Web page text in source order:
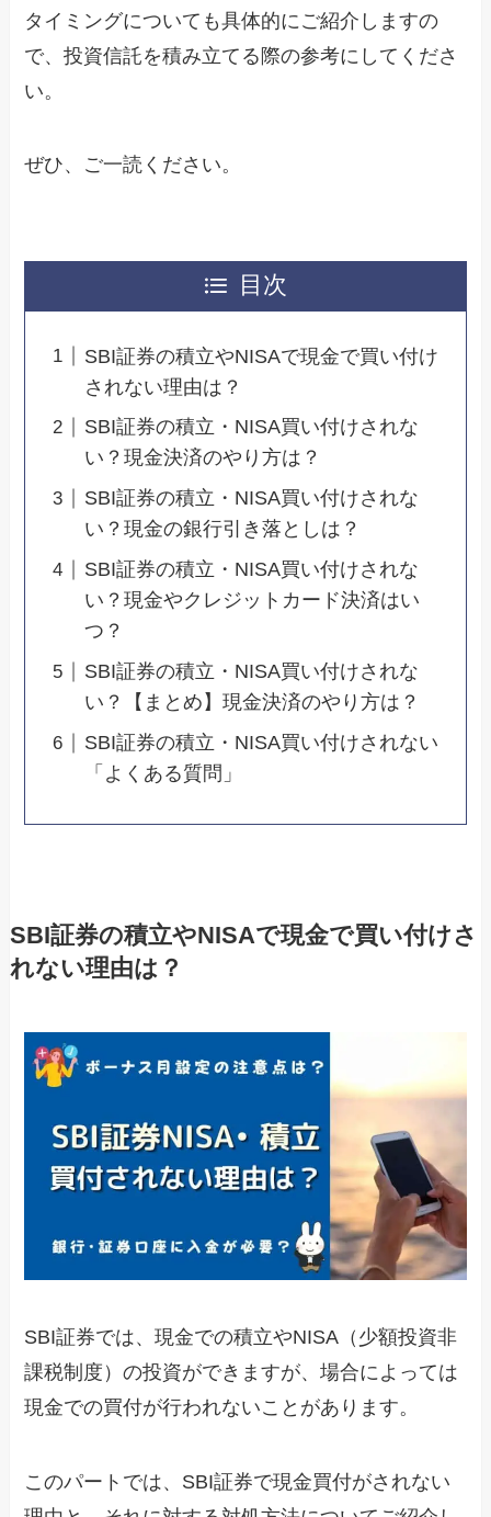
タイミングについても具体的にご紹介しますの
で、投資信託を積み立てる際の参考にしてくださ
い。
ぜひ、ご一読ください。
目次
SBI証券の積立やNISAで現金で買い付け
されない理由は？
SBI証券の積立・NISA買い付けされな
い？現金決済のやり方は？
SBI証券の積立・NISA買い付けされな
い？現金の銀行引き落としは？
SBI証券の積立・NISA買い付けされな
い？現金やクレジットカード決済はい
つ？
SBI証券の積立・NISA買い付けされな
い？【まとめ】現金決済のやり方は？
SBI証券の積立・NISA買い付けされない
「よくある質問」
SBI証券の積立やNISAで現金で買い付けさ
れない理由は？
SBI証券では、現金での積立やNISA（少額投資非
課税制度）の投資ができますが、場合によっては
現金での買付が行われないことがあります。
このパートでは、SBI証券で現金買付がされない